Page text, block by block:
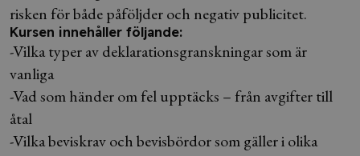
risken för både påföljder och negativ publicitet.
Kursen innehåller följande:
-Vilka typer av deklarationsgranskningar som är
vanliga
-Vad som händer om fel upptäcks – från avgifter till
åtal
-Vilka beviskrav och bevisbördor som gäller i olika